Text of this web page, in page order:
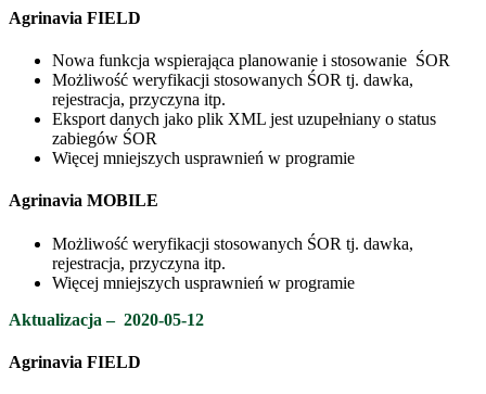
Agrinavia FIELD
Nowa funkcja wspierająca planowanie i stosowanie ŚOR
Możliwość weryfikacji stosowanych ŚOR tj. dawka,
rejestracja, przyczyna itp.
Eksport danych jako plik XML jest uzupełniany o status
zabiegów ŚOR
Więcej mniejszych usprawnień w programie
Agrinavia MOBILE
Możliwość weryfikacji stosowanych ŚOR tj. dawka,
rejestracja, przyczyna itp.
Więcej mniejszych usprawnień w programie
Aktualizacja– 2020-05-12
Agrinavia FIELD